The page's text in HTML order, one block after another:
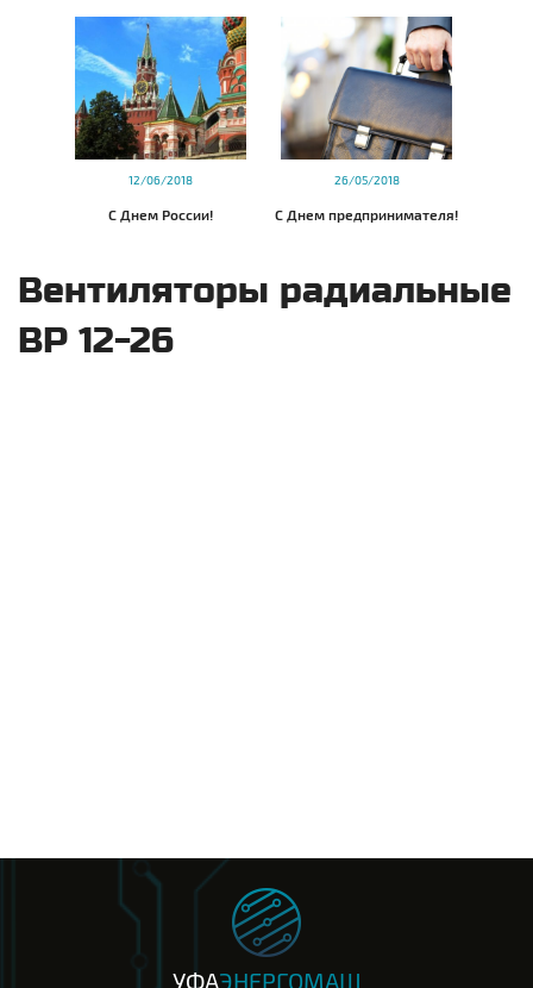
12/06/2018
С Днем России!
26/05/2018
С Днем предпринимателя!
Вентиляторы радиальные
ВР 12-26
УФАЭНЕРГОМАШ